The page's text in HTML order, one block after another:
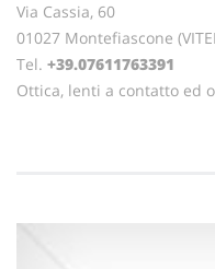
Via Cassia, 60
01027 Montefiascone
Tel. +39.07611763391
Ottica, lenti a contatto ed